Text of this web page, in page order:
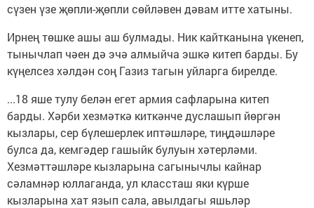
сүзен үзе җөпли-җөпли сөйләвен дәвам итте хатыны.
Ирнең төшке ашы аш булмады. Ник кайтканына үкенеп,
тынычлап чәен дә эчә алмыйча эшкә китеп барды. Бу
күңелсез хәлдән соң Газиз тагын уйларга бирелде.
...18 яше тулу белән егет армия сафларына китеп
барды. Хәрби хезмәткә киткәнче дуслашып йөргән
кызлары, сер бүлешерлек иптәшләре, тиңдәшләре
булса да, кемгәдер гашыйк булуын хәтерләми.
Хезмәттәшләре кызларына сагынычлы кайнар
сәламнәр юллаганда, ул классташ яки күрше
кызларына хат язып сала, авылдагы яшьләр